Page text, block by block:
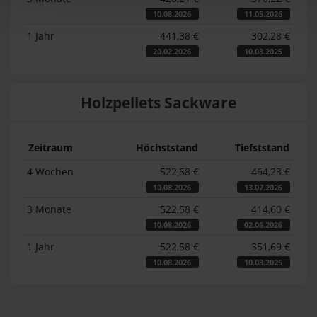
10.08.2026 11.05.2026
1 Jahr 441,38 €
20.02.2026
302,28 €
10.08.2025
Holzpellets Sackware
Zeitraum Höchststand
Tiefststand
4 Wochen
522,58 €
10.08.2026
464,23 €
13.07.2026
3 Monate 522,58 €
10.08.2026
414,60 €
02.06.2026
1 Jahr 522,58 €
10.08.2026
351,69 €
10.08.2025